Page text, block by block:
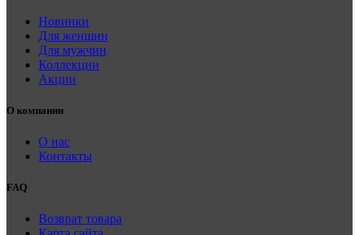
Новинки
Для женщин
Для мужчин
Коллекции
Акции
О компании
О нас
Контакты
FAQ
Возврат товара